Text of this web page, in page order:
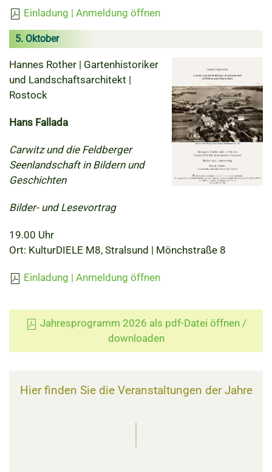
Einladung | Anmeldung öffnen
5. Oktober
Hannes Rother | Gartenhistoriker
und Landschaftsarchitekt |
Rostock
Hans Fallada
Carwitz und die Feldberger
Seenlandschaft in Bildern und
Geschichten
Bilder- und Lesevortrag
19.00 Uhr
Ort: KulturDIELE M8, Stralsund | Mönchstraße 8
Einladung | Anmeldung öffnen
Jahresprogramm 2026 als pdf-Datei öffnen /
downloaden
Hier finden Sie die Veranstaltungen der Jahre